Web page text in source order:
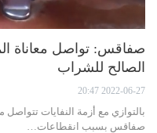
صفاقس: تواصل معاناة
الصالح للشراب
2022-06-27 20:47
بالتوازي مع أزمة النفايات
صفاقس بسبب انقطاعات…